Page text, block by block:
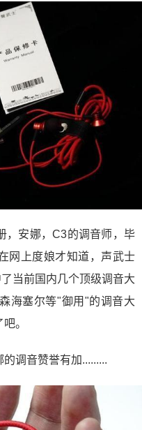
，安娜，C3的调音师，毕
网上度娘才知道，声武士
当前国内几个顶级调音大
海塞尔等"御用"的调音大
。
调音赞誉有加.........